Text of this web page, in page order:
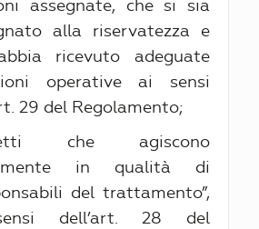
assegnate, che si sia
alla riservatezza e
ricevuto adeguate
operative ai sensi
29 del Regolamento;
che agiscono
in qualità di
del trattamento”,
dell’art. 28 del